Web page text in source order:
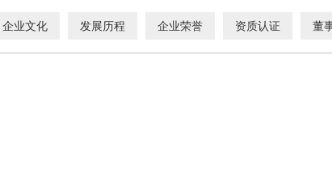
企业文化 发展历程 企业荣誉 资质认证 董